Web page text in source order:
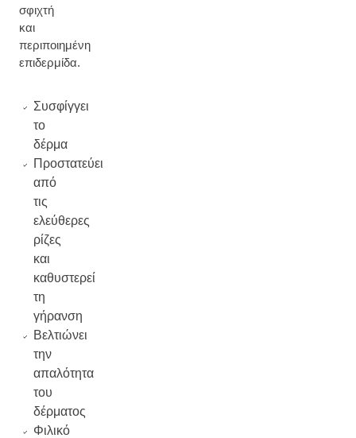
σφιχτή
και
περιποιημένη
επιδερμίδα.
Συσφίγγει
το
δέρμα
Προστατεύει
από
τις
ελεύθερες
ρίζες
και
καθυστερεί
τη
γήρανση
Βελτιώνει
την
απαλότητα
του
δέρματος
Φιλικό